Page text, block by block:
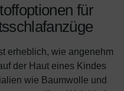
für
erheblich, wie angenehm
der Haut eines Kindes
wie Baumwolle und